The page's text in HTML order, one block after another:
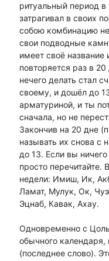
ритуальный период
затрагивал в своих
собою комбинацию
свои подводные
имеет своё название
повторяется раз в
нечего делать стал
своему, и дошёл до
арматуриной, и ты
сначала, но не
Закончив на 20 дне
называть их снова с
до 13. Если вы
просто перечитайте.
недели: Имиш, Ик,
Ламат, Мулук, Ок,
Эцнаб, Кавак, Ахау.
Одновременно с
обычного календаря,
(последнее слово).